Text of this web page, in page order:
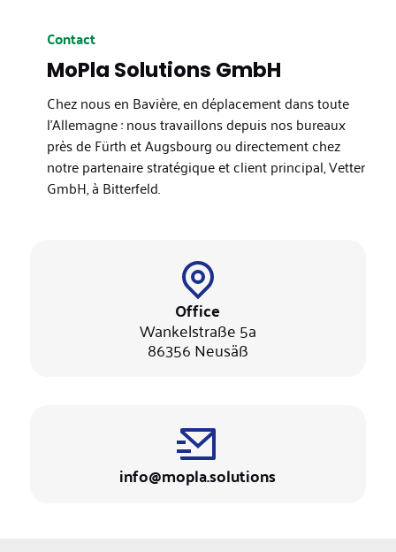
Contact
MoPla Solutions GmbH
Chez nous en Bavière, en déplacement dans toute
l'Allemagne : nous travaillons depuis nos bureaux
près de Fürth et Augsbourg ou directement chez
notre partenaire stratégique et client principal, Vetter
GmbH, à Bitterfeld.
Office
Wankelstraße 5a
86356 Neusäß
info@mopla.solutions